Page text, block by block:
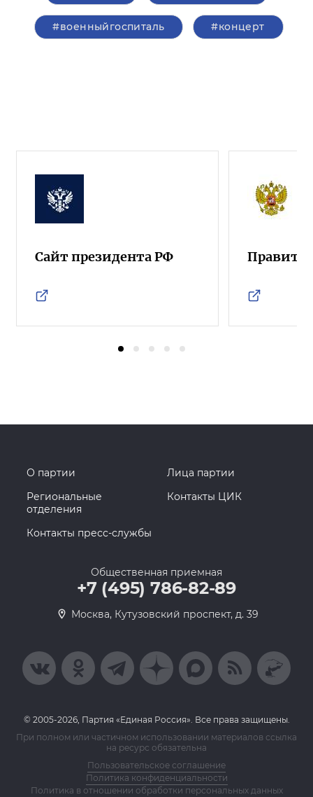
#военныйгоспиталь #концерт
Сайт президента РФ
О партии
Лица партии
Региональные
отделения
Контакты ЦИК
Контакты пресс-службы
Общественная приемная
+7 (495) 786-82-89
Москва, Кутузовский проспект, д. 39
© 2005-2026, Партия «Единая Россия». Все права защищены.
При полном или частичном использовании материалов ссылка
на ресурс обязательна
Пользовательское соглашение
Политика конфиденциальности
Политика в отношении обработки персональных данных